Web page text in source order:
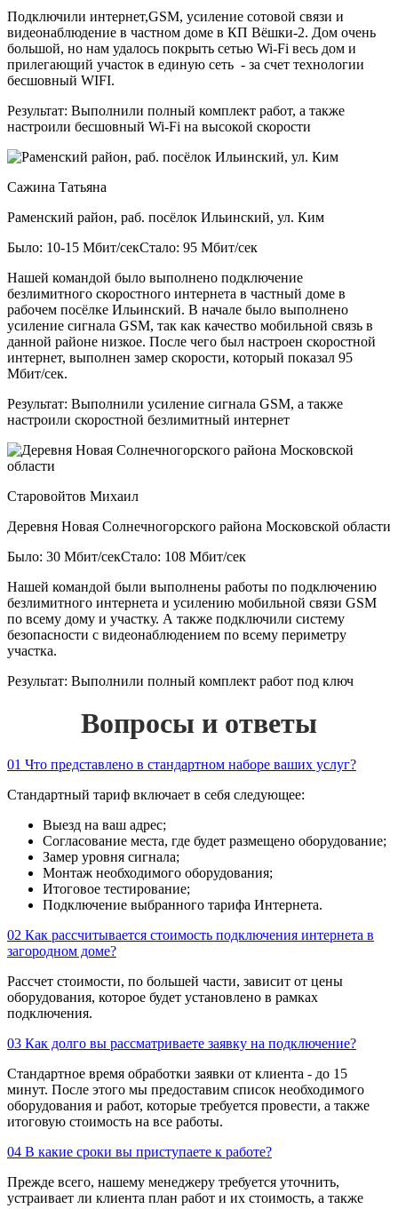
Подключили интернет,GSM, усиление сотовой связи и
видеонаблюдение в частном доме в КП Вёшки-2. Дом очень
большой, но нам удалось покрыть сетью Wi-Fi весь дом и
прилегающий участок в единую сеть - за счет технологии
бесшовный WIFI.
Результат: Выполнили полный комплект работ, а также
настроили бесшовный Wi-Fi на высокой скорости
Сажина Татьяна
Раменский район, раб. посёлок Ильинский, ул. Ким
Было: 10-15 Мбит/секСтало: 95 Мбит/сек
Нашей командой было выполнено подключение
безлимитного скоростного интернета в частный доме в
рабочем посёлке Ильинский. В начале было выполнено
усиление сигнала GSM, так как качество мобильной связь в
данной районе низкое. После чего был настроен скоростной
интернет, выполнен замер скорости, который показал 95
Мбит/сек.
Результат: Выполнили усиление сигнала GSM, а также
настроили скоростной безлимитный интернет
Старовойтов Михаил
Деревня Новая Солнечногорского района Московской области
Было: 30 Мбит/секСтало: 108 Мбит/сек
Нашей командой были выполнены работы по подключению
безлимитного интернета и усилению мобильной связи GSM
по всему дому и участку. А также подключили систему
безопасности с видеонаблюдением по всему периметру
участка.
Результат: Выполнили полный комплект работ под ключ
Вопросы и ответы
01 Что представлено в стандартном наборе ваших услуг?
Стандартный тариф включает в себя следующее:
Выезд на ваш адрес;
Согласование места, где будет размещено оборудование;
Замер уровня сигнала;
Монтаж необходимого оборудования;
Итоговое тестирование;
Подключение выбранного тарифа Интернета.
02 Как рассчитывается стоимость подключения интернета в
загородном доме?
Рассчет стоимости, по большей части, зависит от цены
оборудования, которое будет установлено в рамках
подключения.
03 Как долго вы рассматриваете заявку на подключение?
Стандартное время обработки заявки от клиента - до 15
минут. После этого мы предоставим список необходимого
оборудования и работ, которые требуется провести, а также
итоговую стоимость на все работы.
04 В какие сроки вы приступаете к работе?
Прежде всего, нашему менеджеру требуется уточнить,
устраивает ли клиента план работ и их стоимость, а также